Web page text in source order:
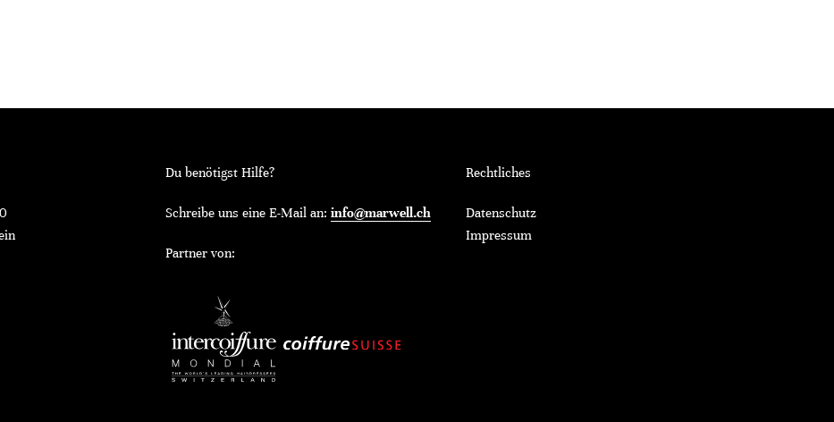
Du benötigst Hilfe?
Schreibe uns eine E-Mail an: info@marwell.ch
Partner von:
Rechtliches
Datenschutz
Impressum